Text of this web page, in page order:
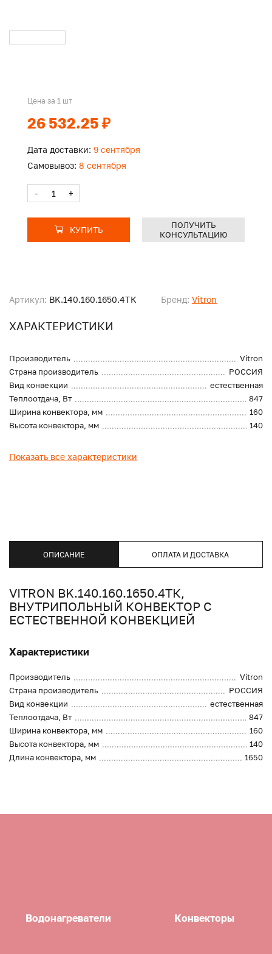
Артикул: BK.140.160.1650.4ТК Бренд: Vitron
ХАРАКТЕРИСТИКИ
Производитель
Vitron
Страна производитель
РОССИЯ
Вид конвекции
естественная
Теплоотдача, Вт
847
Ширина конвектора, мм
160
Высота конвектора, мм
140
Показать все характеристики
Цена за 1 шт
26 532.25 ₽
Дата доставки: 9 сентября
Самовывоз: 8 сентября
- +
КУПИТЬ
ПОЛУЧИТЬ
КОНСУЛЬТАЦИЮ
ОПИСАНИЕ ОПЛАТА И ДОСТАВКА
VITRON BK.140.160.1650.4ТК,
ВНУТРИПОЛЬНЫЙ КОНВЕКТОР С
ЕСТЕСТВЕННОЙ КОНВЕКЦИЕЙ
Характеристики
Производитель
Vitron
Страна производитель
РОССИЯ
Вид конвекции
естественная
Теплоотдача, Вт
847
Ширина конвектора, мм
160
Высота конвектора, мм
140
Длина конвектора, мм
1650
Водонагреватели Конвекторы